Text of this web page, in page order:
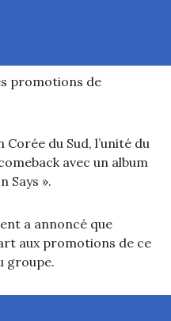
promotions de
du Sud, l’unité du
avec un album
Says ».
a annoncé que
aux promotions de ce
groupe.